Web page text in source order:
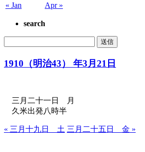
« Jan Apr »
search
1910（明治43） 年3月21日
三月二十一日 月
久米出発八時半
« 三月十九日 土 三月二十五日 金 »